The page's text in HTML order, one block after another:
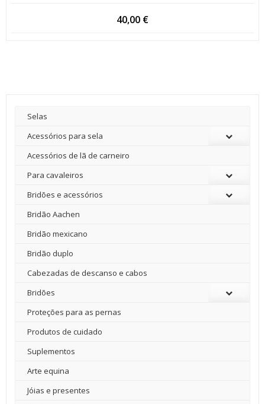
40,00 €
Selas
Acessórios para sela
Acessórios de lã de carneiro
Para cavaleiros
Bridões e acessórios
Bridão Aachen
Bridão mexicano
Bridão duplo
Cabezadas de descanso e cabos
Bridões
Proteções para as pernas
Produtos de cuidado
Suplementos
Arte equina
Jóias e presentes